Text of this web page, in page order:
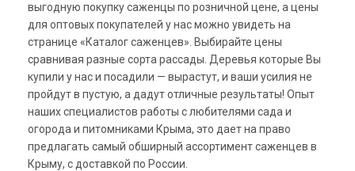
выгодную покупку саженцы по розничной цене, а цены
для оптовых покупателей у нас можно увидеть на
странице «Каталог саженцев». Выбирайте цены
сравнивая разные сорта рассады. Деревья которые Вы
купили у нас и посадили — вырастут, и ваши усилия не
пройдут в пустую, а дадут отличные результаты! Опыт
наших специалистов работы с любителями сада и
огорода и питомниками Крыма, это дает на право
предлагать самый обширный ассортимент саженцев в
Крыму, с доставкой по России.